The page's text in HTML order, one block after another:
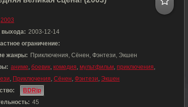
2003
выхода: 2003-12-14
ограничение:
жанры: Приключения, Сёнен, Фэнтези, Экшен
аниме, боевик, комедия, мультфильм, приключения,
, Приключения, Сёнен, Фэнтези, Экшен
BDRip
45